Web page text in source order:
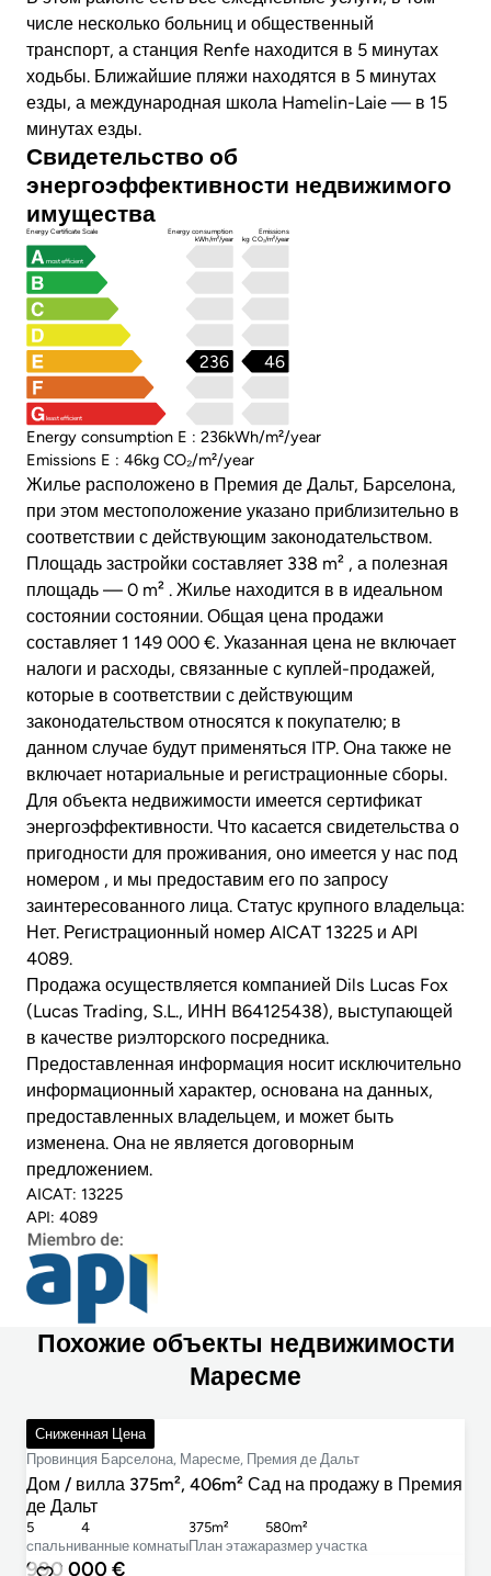
числе несколько больниц и общественный
транспорт, а станция Renfe находится в 5 минутах
ходьбы. Ближайшие пляжи находятся в 5 минутах
езды, а международная школа Hamelin-Laie — в 15
минутах езды.
Свидетельство об
энергоэффективности недвижимого
имущества
Energy Certificate Scale
Energy consumption
kWh/m²/year
Emissions
kg CO₂/m²/year
most efficient
least efficient
46
236
Energy consumption E : 236kWh/m²/year
Emissions E : 46kg CO₂/m²/year
Жилье расположено в Премия де Дальт, Барселона,
при этом местоположение указано приблизительно в
соответствии с действующим законодательством.
Площадь застройки составляет 338 m² , а полезная
площадь — 0 m² . Жилье находится в в идеальном
состоянии состоянии. Общая цена продажи
составляет 1 149 000 €. Указанная цена не включает
налоги и расходы, связанные с куплей-продажей,
которые в соответствии с действующим
законодательством относятся к покупателю; в
данном случае будут применяться ITP. Она также не
включает нотариальные и регистрационные сборы.
Для объекта недвижимости имеется сертификат
энергоэффективности. Что касается свидетельства о
пригодности для проживания, оно имеется у нас под
номером , и мы предоставим его по запросу
заинтересованного лица. Статус крупного владельца:
Нет. Регистрационный номер AICAT 13225 и API
4089.
Продажа осуществляется компанией Dils Lucas Fox
(Lucas Trading, S.L., ИНН B64125438), выступающей
в качестве риэлторского посредника.
Предоставленная информация носит исключительно
информационный характер, основана на данных,
предоставленных владельцем, и может быть
изменена. Она не является договорным
предложением.
AICAT: 13225
API: 4089
Похожие объекты недвижимости
Маресме
Сниженная Цена
1 195 000 €
Провинция Барселона, Маресме, Премия де Дальт
Дом / вилла 375m², 406m² Сад на продажу в Премия
де Дальт
cпальни
5
ванные комнаты
4
План этажа
375m²
размер участка
580m²
990 000 €